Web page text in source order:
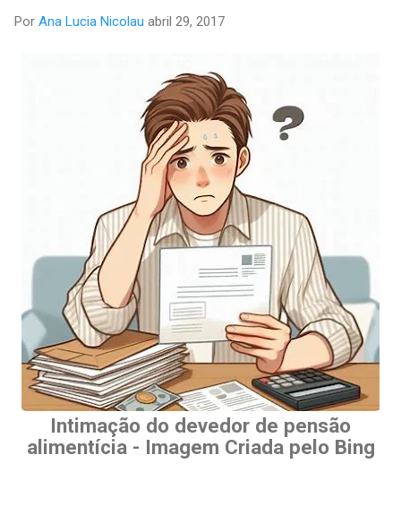
Por Ana Lucia Nicolau abril 29, 2017
Intimação do devedor de pensão
alimentícia - Imagem Criada pelo Bing